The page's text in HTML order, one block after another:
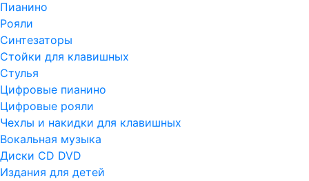
Пианино
Рояли
Синтезаторы
Стойки для клавишных
Стулья
Цифровые пианино
Цифровые рояли
Чехлы и накидки для клавишных
Вокальная музыка
Диски CD DVD
Издания для детей